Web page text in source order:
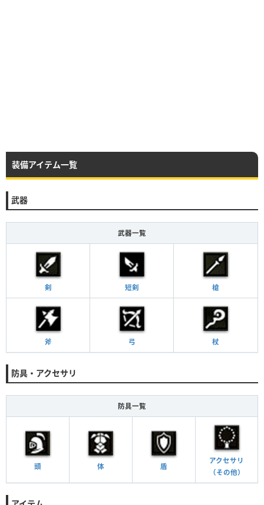
装備アイテム一覧
武器
武器一覧
剣 短剣 槍
斧 弓 杖
防具・アクセサリ
防具一覧
頭 体 盾
アクセサリ
（その他）